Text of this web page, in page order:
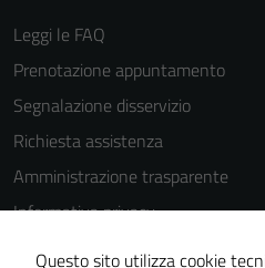
Leggi le FAQ
Prenotazione appuntamento
Segnalazione disservizio
Richiesta assistenza
Amministrazione trasparente
Informativa privacy
Cookie Policy
Questo sito utilizza cookie